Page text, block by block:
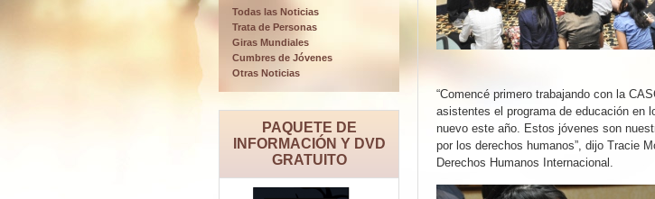
Todas las Noticias
Trata de Personas
Giras Mundiales
Cumbres de Jóvenes
Otras Noticias
PAQUETE DE
INFORMACIÓN Y DVD
GRATUITO
“Comencé primero trabajando con la
asistentes el programa de educación en
nuevo este año. Estos jóvenes son
por los derechos humanos”, dijo Tracie
Derechos Humanos Internacional.